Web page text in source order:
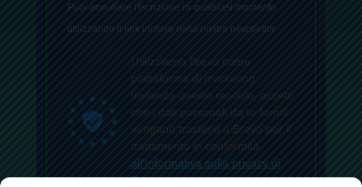
Puoi annullare l'iscrizione in qualsiasi momento
utilizzando il link incluso nella nostra newsletter.
Utilizziamo Brevo come
piattaforma di marketing.
Inviando questo modulo, accetti
che i dati personali da te forniti
vengano trasferiti a Brevo per il
trattamento in conformità
all'Informativa sulla privacy di
Brevo.